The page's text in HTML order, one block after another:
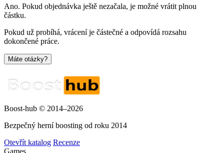
Ano. Pokud objednávka ještě nezačala, je možné vrátit plnou
částku.
Pokud už probíhá, vrácení je částečné a odpovídá rozsahu
dokončené práce.
Máte otázky?
Boost-hub © 2014–2026
Bezpečný herní boosting od roku 2014
Otevřít katalog Recenze